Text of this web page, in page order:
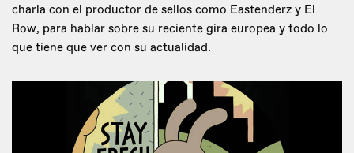
charla con el productor de sellos como Eastenderz y El
Row, para hablar sobre su reciente gira europea y todo lo
que tiene que ver con su actualidad.